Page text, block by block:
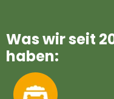
Was wir seit
haben: